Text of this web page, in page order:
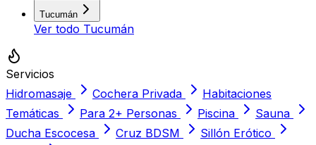
Tucumán
Ver todo Tucumán
Servicios
Hidromasaje
Cochera Privada
Habitaciones
Temáticas
Para 2+ Personas Piscina
Sauna
Ducha Escocesa
Cruz BDSM
Sillón Erótico